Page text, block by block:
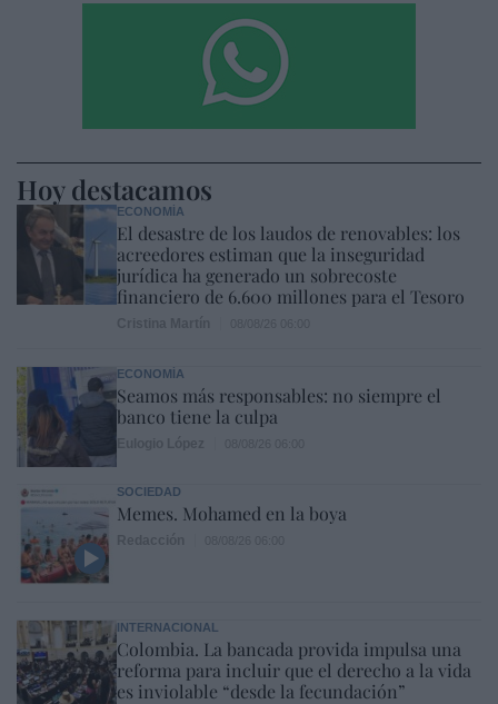
Hoy destacamos
ECONOMÍA
El desastre de los laudos de renovables: los
acreedores estiman que la inseguridad
jurídica ha generado un sobrecoste
financiero de 6.600 millones para el Tesoro
ECONOMÍA
Seamos más responsables: no siempre el
banco tiene la culpa
SOCIEDAD
Memes. Mohamed en la boya
INTERNACIONAL
Colombia. La bancada provida impulsa una
reforma para incluir que el derecho a la vida
es inviolable “desde la fecundación”